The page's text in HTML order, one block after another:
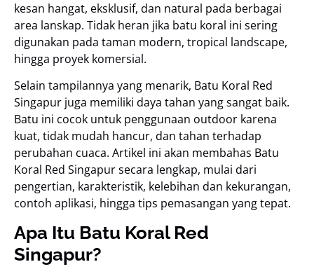
kesan hangat, eksklusif, dan natural pada berbagai
area lanskap. Tidak heran jika batu koral ini sering
digunakan pada taman modern, tropical landscape,
hingga proyek komersial.
Selain tampilannya yang menarik, Batu Koral Red
Singapur juga memiliki daya tahan yang sangat baik.
Batu ini cocok untuk penggunaan outdoor karena
kuat, tidak mudah hancur, dan tahan terhadap
perubahan cuaca. Artikel ini akan membahas Batu
Koral Red Singapur secara lengkap, mulai dari
pengertian, karakteristik, kelebihan dan kekurangan,
contoh aplikasi, hingga tips pemasangan yang tepat.
Apa Itu Batu Koral Red
Singapur?